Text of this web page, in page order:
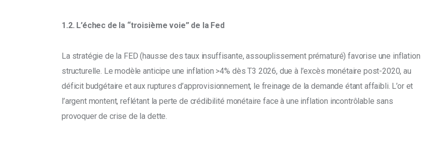
1.2. L’échec de la “troisième voie” de la Fed
La stratégie de la FED (hausse des taux insuffisante, assouplissement prématuré) favorise une inflation
structurelle. Le modèle anticipe une inflation >4% dès T3 2026, due à l’excès monétaire post-2020, au
déficit budgétaire et aux ruptures d’approvisionnement, le freinage de la demande étant affaibli. L’or et
l’argent montent, reflétant la perte de crédibilité monétaire face à une inflation incontrôlable sans
provoquer de crise de la dette.